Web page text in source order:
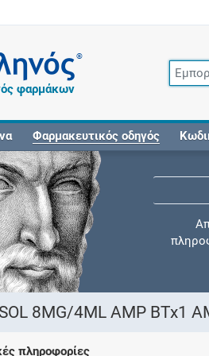
®
φαρμάκων
Φαρμακευτικός οδηγός
8MG/4ML AMP BTx1
πληροφορίες